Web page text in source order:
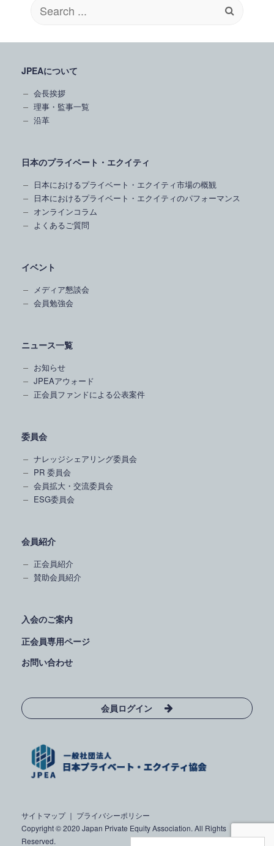
for:
JPEAについて
会長挨拶
理事・監事一覧
沿革
日本のプライベート・エクイティ
日本におけるプライベート・エクイティ市場の概観
日本におけるプライベート・エクイティのパフォーマンス
オンラインコラム
よくあるご質問
イベント
メディア懇談会
会員勉強会
ニュース一覧
お知らせ
JPEAアウォード
正会員ファンドによる公表案件
委員会
ナレッジシェアリング委員会
PR 委員会
会員拡大・交流委員会
ESG委員会
会員紹介
正会員紹介
賛助会員紹介
入会のご案内
正会員専用ページ
お問い合わせ
会員ログイン
サイトマップ｜ プライバシーポリシー
Copyright © 2020 Japan Private Equity Association. All Rights
Reserved.